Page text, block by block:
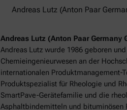
Andreas Lutz (Anton Paar
Andreas Lutz (Anton Paar Germany
Andreas Lutz wurde 1986 geboren
Chemieingenieurwesen an der
internationalen Produktmanagement-
Produktspezialist für Rheologie und
SmartPave-Gerätefamilie und die
Asphaltbindemitteln und bituminösen